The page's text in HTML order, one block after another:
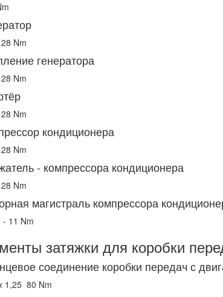
Nm
генератора
Nm
Nm
кондиционера
Nm
- компрессора кондиционера
Nm
магистраль компрессора
- 11 Nm
затяжки для коробки
соединение коробки передач с
1,25 80 Nm